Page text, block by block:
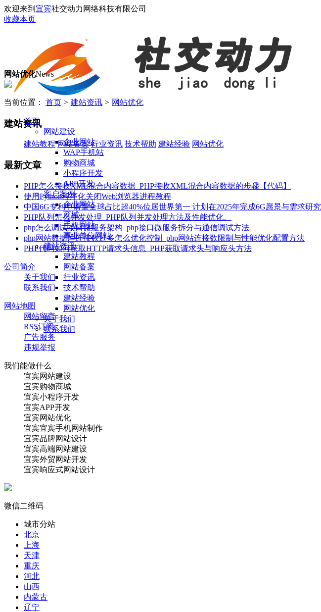
欢迎来到 宜宾社交动力网络科技有限公司
收藏本页
首页
网站建设
企业网站
WAP手机站
购物商城
小程序开发
APP开发
客户案例
企业网站
商城
手机网站
事业单位网站
建站资讯
建站教程
网站备案
行业资讯
技术帮助
建站经验
网站优化
关于我们
联系我们
网站优化News
当前位置： 首页 > 建站资讯 > 网站优化
建站资讯
建站教程 网站备案 行业资讯 技术帮助 建站经验 网站优化
最新文章
PHP怎么接收XML混合内容数据_PHP接收XML混合内容数据的步骤【代码】
使用Python程序化关闭Web浏览器进程教程
中国6G专利申请量全球占比超40%位居世界第一 计划在2025年完成6G愿景与需求研究
PHP队列怎么并发处理_PHP队列并发处理方法及性能优化。
php怎么调试接口微服务架构_php接口微服务拆分与通信调试方法
php网站数据库连接数过多怎么优化控制_php网站连接数限制与性能优化配置方法
PHP代码如何获取HTTP请求头信息_PHP获取请求头与响应头方法
公司简介
关于我们
联系我们
网站地图
网站留言
RSS订阅
广告服务
违规举报
我们能做什么
宜宾网站建设
宜宾购物商城
宜宾小程序开发
宜宾APP开发
宜宾网站优化
宜宾宜宾手机网站制作
宜宾品牌网站设计
宜宾高端网站建设
宜宾外贸网站开发
宜宾响应式网站设计
微信二维码
城市分站
北京
上海
天津
重庆
河北
山西
内蒙古
辽宁